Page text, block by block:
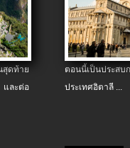
สุดท้าย
ละต่อ
ตอนนี้เป็นประส
ประเทศอิตาลี ...